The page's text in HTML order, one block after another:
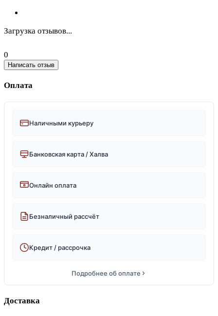
Загрузка отзывов...
0
Написать отзыв
Оплата
Наличными курьеру
Банковская карта / Халва
Онлайн оплата
Безналичный рассчёт
Кредит / рассрочка
Подробнее об оплате
Доставка